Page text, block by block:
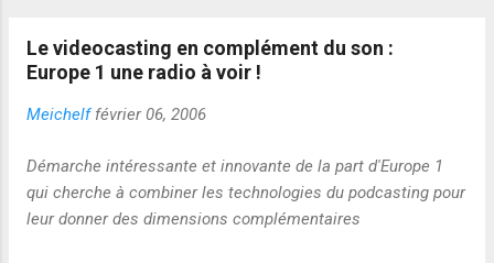
Le videocasting en complément du son :
Europe 1 une radio à voir !
Meichelf février 06, 2006
Démarche intéressante et innovante de la part d'Europe 1
qui cherche à combiner les technologies du podcasting pour
leur donner des dimensions complémentaires